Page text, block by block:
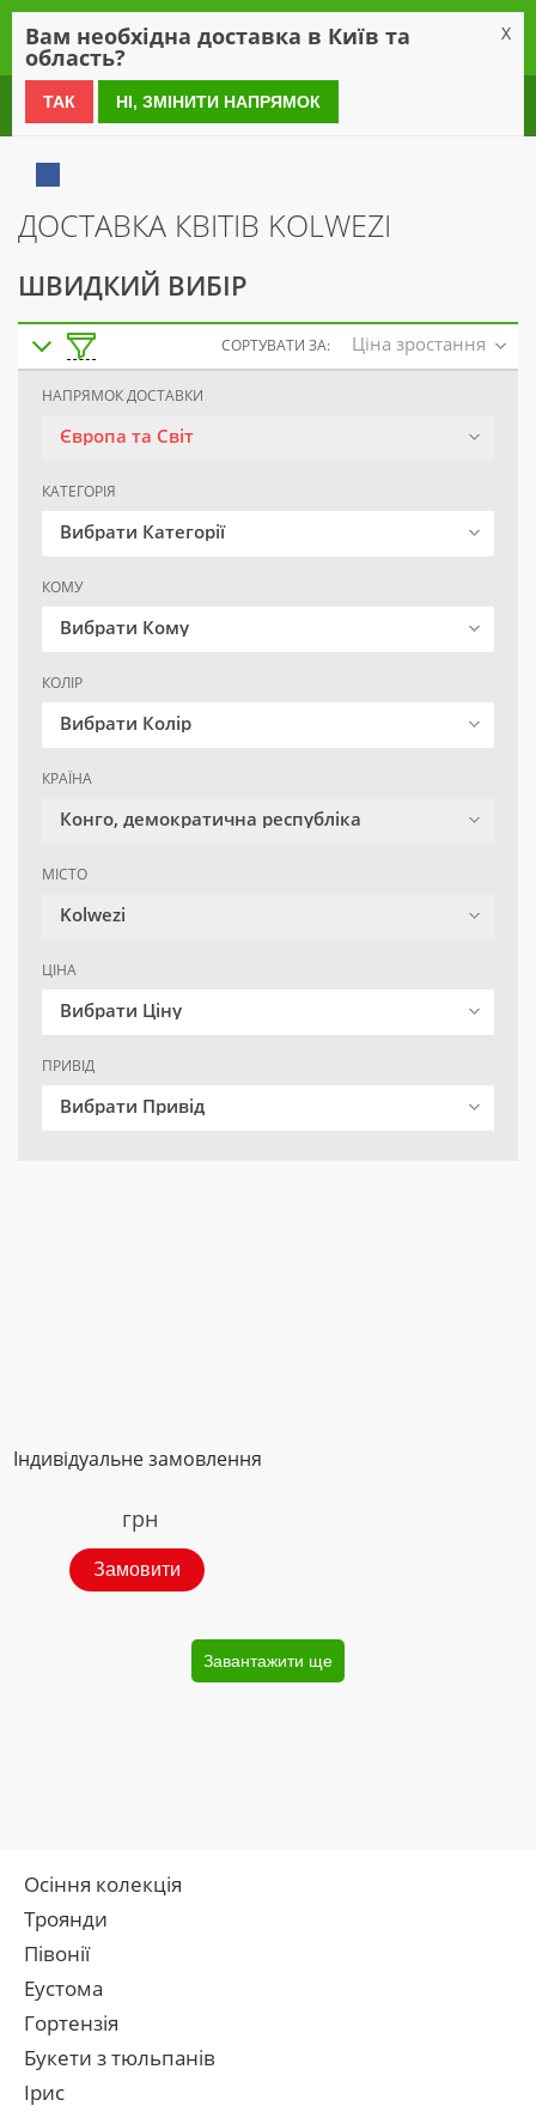
0 800 21 54 55
ДОСТАВКА КВІТІВ KOLWEZI
ШВИДКИЙ ВИБІР
СОРТУВАТИ ЗА: Ціна зростання
НАПРЯМОК ДОСТАВКИ
Європа та Світ
КАТЕГОРІЯ
Вибрати Категорії
КОМУ
Вибрати Кому
КОЛІР
Вибрати Колір
КРАЇНА
Конго, демократична республіка
МІСТО
Kolwezi
ЦІНА
Вибрати Ціну
ПРИВІД
Вибрати Привід
Індивідуальне замовлення
грн
Замовити
Завантажити ще
Осіння колекція
Троянди
Півонії
Еустома
Гортензія
Букети з тюльпанів
Ірис
Вам необхідна доставка в Київ та
область?
X
ТАК НІ, ЗМІНИТИ НАПРЯМОК